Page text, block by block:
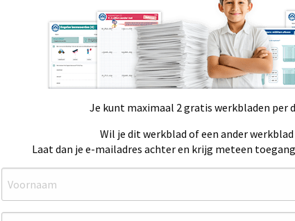
Je kunt maximaal 2 gratis werkbladen per
Wil je dit werkblad of een ander
Laat dan je e-mailadres achter en krijg meteen